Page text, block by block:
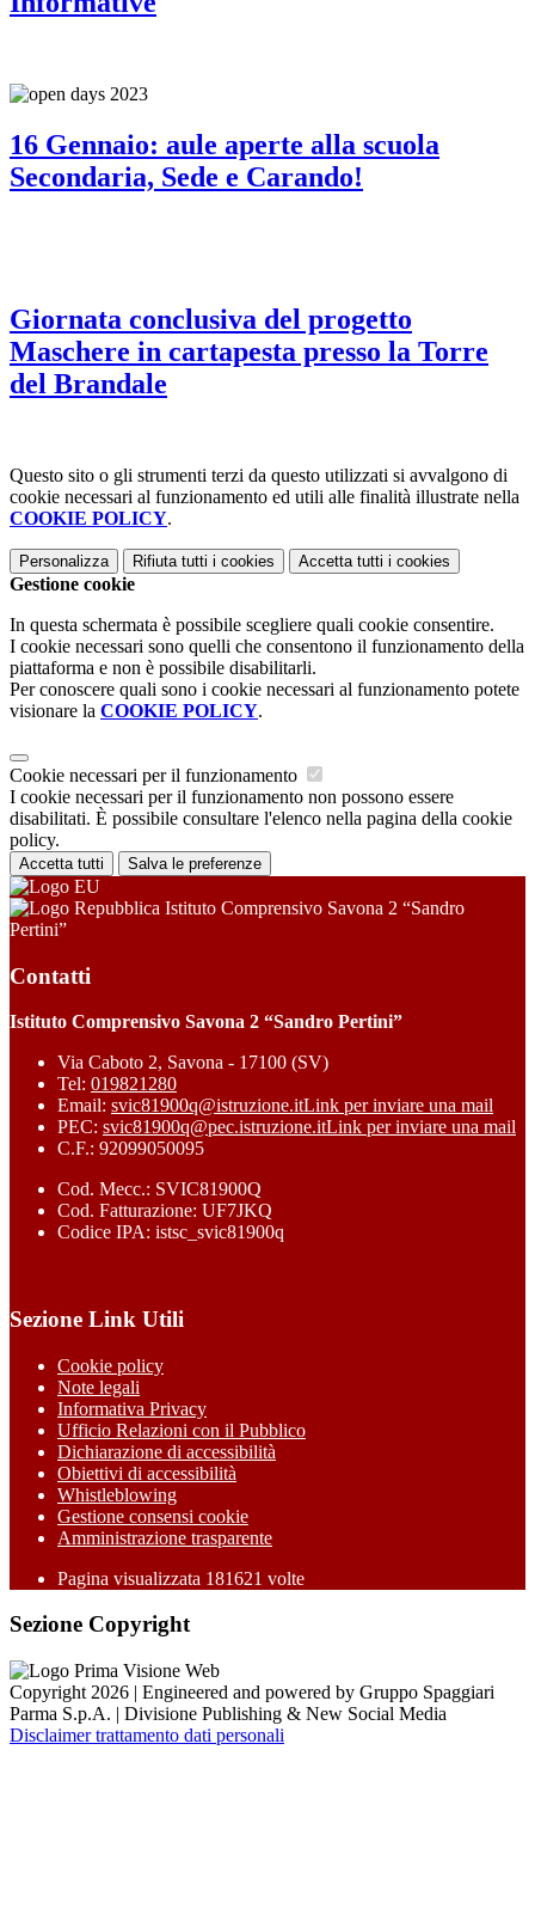
16 Gennaio: aule aperte alla scuola
Secondaria, Sede e Carando!
Giornata conclusiva del progetto
Maschere in cartapesta presso la Torre
del Brandale
Questo sito o gli strumenti terzi da questo utilizzati si avvalgono di
cookie necessari al funzionamento ed utili alle finalità illustrate nella
COOKIE POLICY.
Personalizza Rifiuta tutti i cookies Accetta tutti i cookies
Gestione cookie
In questa schermata è possibile scegliere quali cookie consentire.
I cookie necessari sono quelli che consentono il funzionamento della
piattaforma e non è possibile disabilitarli.
Per conoscere quali sono i cookie necessari al funzionamento potete
visionare la COOKIE POLICY.
Cookie necessari per il funzionamento
I cookie necessari per il funzionamento non possono essere
disabilitati. È possibile consultare l'elenco nella pagina della cookie
policy.
Accetta tutti Salva le preferenze
Istituto Comprensivo Savona 2 “Sandro
Pertini”
Contatti
Istituto Comprensivo Savona 2 “Sandro Pertini”
Via Caboto 2, Savona - 17100 (SV)
Tel: 019821280
Email: svic81900q@istruzione.itLink per inviare una mail
PEC: svic81900q@pec.istruzione.itLink per inviare una mail
C.F.: 92099050095
Cod. Mecc.: SVIC81900Q
Cod. Fatturazione: UF7JKQ
Codice IPA: istsc_svic81900q
Sezione Link Utili
Cookie policy
Note legali
Informativa Privacy
Ufficio Relazioni con il Pubblico
Dichiarazione di accessibilità
Obiettivi di accessibilità
Whistleblowing
Gestione consensi cookie
Amministrazione trasparente
Pagina visualizzata 181621 volte
Sezione Copyright
Copyright 2026 | Engineered and powered by Gruppo Spaggiari
Parma S.p.A. | Divisione Publishing & New Social Media
Disclaimer trattamento dati personali